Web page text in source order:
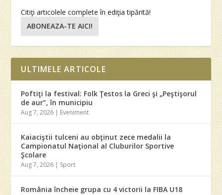
Citiţi articolele complete în ediţia tipărită!
ABONEAZA-TE AICI!
ULTIMELE ARTICOLE
Poftiţi la festival: Folk Ţestos la Greci şi „Peştişorul
de aur”, în municipiu
Aug 7, 2026 | Eveniment
Kaiaciştii tulceni au obţinut zece medalii la
Campionatul Naţional al Cluburilor Sportive
Şcolare
Aug 7, 2026 | Sport
România încheie grupa cu 4 victorii la FIBA U18